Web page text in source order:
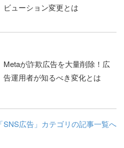
ビューション変更とは
Metaが詐欺広告を大量削除！広
告運用者が知るべき変化とは
「SNS広告」カテゴリの記事一覧へ